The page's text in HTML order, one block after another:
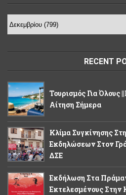
RECENT
Τουρισμός Για
Αίτηση Σήμερα
Κλίμα Συγκίνησης
Εκδηλώσεων Στον
ΔΣΕ
Εκδήλωση Στα
Εκτελεσμένους Στην